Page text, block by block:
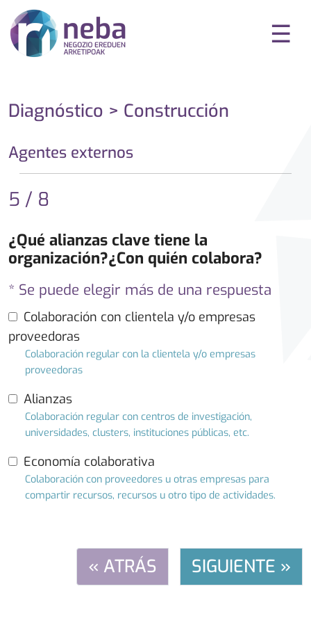
☰
Diagnóstico > Construcción
Agentes externos
5 / 8
¿Qué alianzas clave tiene la
organización?¿Con quién colabora?
* Se puede elegir más de una respuesta
Colaboración con clientela y/o empresas
proveedoras
Colaboración regular con la clientela y/o empresas
proveedoras
Alianzas
Colaboración regular con centros de investigación,
universidades, clusters, instituciones públicas, etc.
Economía colaborativa
Colaboración con proveedores u otras empresas para
compartir recursos, recursos u otro tipo de actividades.
« ATRÁS SIGUIENTE »